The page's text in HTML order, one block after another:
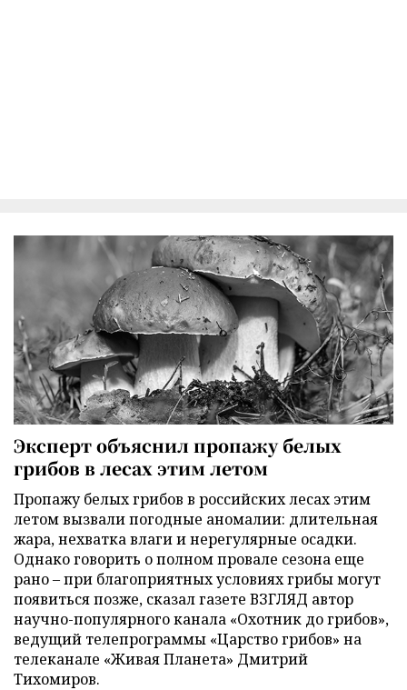
Эксперт объяснил пропажу белых
грибов в лесах этим летом
Пропажу белых грибов в российских лесах этим
летом вызвали погодные аномалии: длительная
жара, нехватка влаги и нерегулярные осадки.
Однако говорить о полном провале сезона еще
рано – при благоприятных условиях грибы могут
появиться позже, сказал газете ВЗГЛЯД автор
научно-популярного канала «Охотник до грибов»,
ведущий телепрограммы «Царство грибов» на
телеканале «Живая Планета» Дмитрий
Тихомиров.